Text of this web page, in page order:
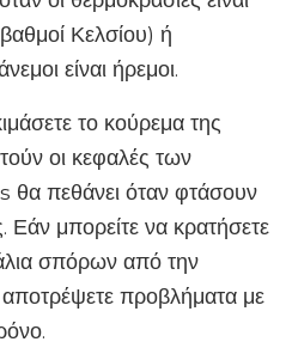
Κελσίου) ή
είναι ήρεμοι.
το κούρεμα της
οι κεφαλές των
πεθάνει όταν φτάσουν
Εάν μπορείτε να κρατήσετε
σπόρων από την
προβλήματα με